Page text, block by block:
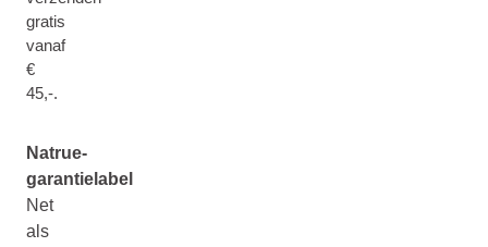
gratis
vanaf
€
45,-.
Natrue-
garantielabel
Net
als